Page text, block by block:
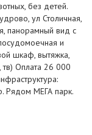
без детей.
ул Столичная,
панорамный вид с
и
шкаф, вытяжка,
тв) Оплата 26 000
Рядом МЕГА парк.